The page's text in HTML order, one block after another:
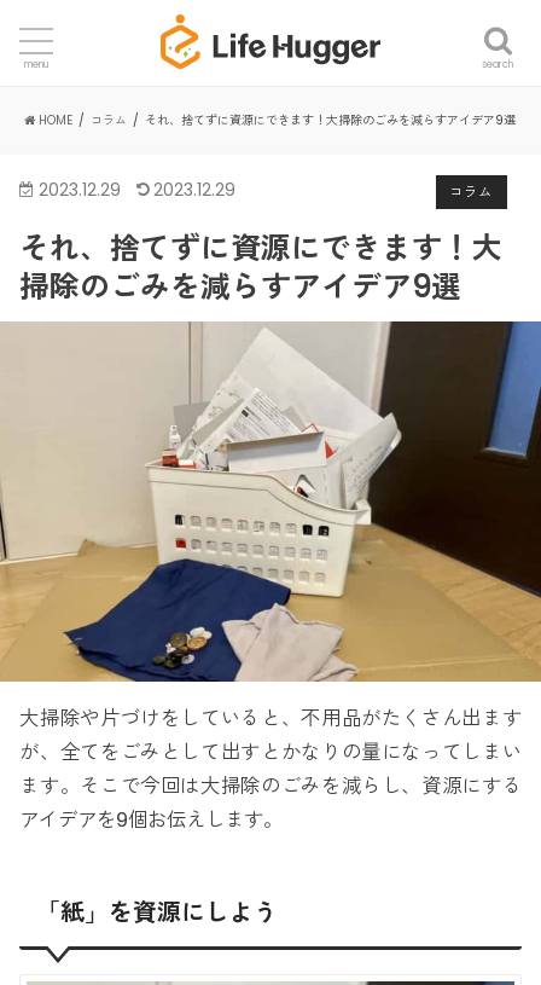
search
menu
HOME コラム それ、捨てずに資源にできます！大掃除のごみを減らすアイデア9選
コラム
2023.12.29 2023.12.29
それ、捨てずに資源にできます！大
掃除のごみを減らすアイデア9選
大掃除や片づけをしていると、不用品がたくさん出ます
が、全てをごみとして出すとかなりの量になってしまい
ます。そこで今回は大掃除のごみを減らし、資源にする
アイデアを9個お伝えします。
「紙」を資源にしよう